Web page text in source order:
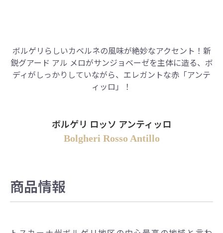
ボルゲリらしいカベルネの風味が絶妙なアクセント！新
鋭グアード アル メロがサンジョベーゼを主体に造る、ボ
ディがしっかりしていながら、エレガントな赤「アンテ
ィッロ」！
ボルゲリ ロッソ アンティッロ
Bolgheri Rosso Antillo
商品情報